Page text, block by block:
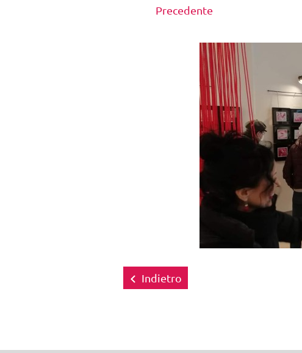
Precedente
Indietro